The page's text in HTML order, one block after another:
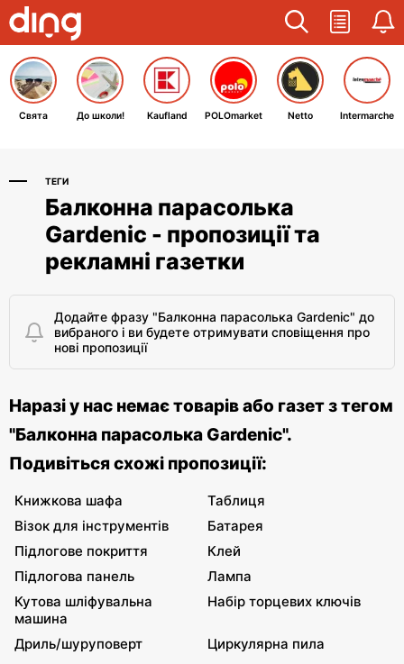
Свята До школи! Kaufland POLOmarket Netto Intermarche
ТЕГИ
Балконна парасолька
Gardenic - пропозиції та
рекламні газетки
Додайте фразу "Балконна парасолька Gardenic" до
вибраного і ви будете отримувати сповіщення про
нові пропозиції
Наразі у нас немає товарів або газет з тегом
"Балконна парасолька Gardenic".
Подивіться схожі пропозиції:
Книжкова шафа
Таблиця
Візок для інструментів
Батарея
Підлогове покриття
Клей
Підлогова панель
Лампа
Кутова шліфувальна
машина
Набір торцевих ключів
Дриль/шуруповерт Циркулярна пила